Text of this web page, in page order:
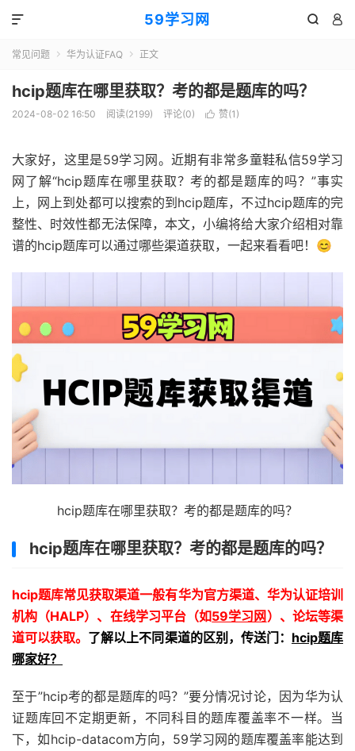
59学习网  

常见问题  华为认证FAQ  正文
hcip题库在哪里获取？考的都是题库的吗？
2024-08-02 16:50 阅读(2199) 评论(0)  赞(1 )
大家好，这里是59学习网。近期有非常多童鞋私信59学习
网了解“hcip题库在哪里获取？考的都是题库的吗？”事实
上，网上到处都可以搜索的到hcip题库，不过hcip题库的完
整性、时效性都无法保障，本文，小编将给大家介绍相对靠
谱的hcip题库可以通过哪些渠道获取，一起来看看吧！😊
hcip题库在哪里获取？考的都是题库的吗？
hcip题库在哪里获取？考的都是题库的吗？
hcip题库常见获取渠道一般有华为官方渠道、华为认证培训
机构（HALP）、在线学习平台（如59学习网）、论坛等渠
道可以获取。 了解以上不同渠道的区别，传送门： hcip题库
哪家好？
至于”hcip考的都是题库的吗？”要分情况讨论，因为华为认
证题库回不定期更新，不同科目的题库覆盖率不一样。当
下，如hcip-datacom方向，59学习网的题库覆盖率能达到